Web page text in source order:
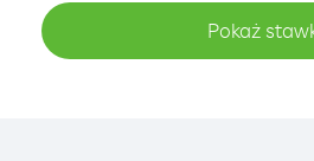
Pokaż